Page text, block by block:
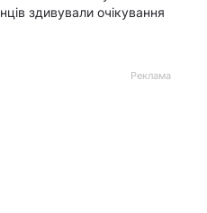
здивували очікування
Реклама